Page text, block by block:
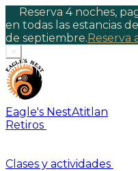
Reserva 4 noches,
en todas las estancias
de septiembre.Reserva
×
Eagle's NestAtitlan
Retiros
Clases y actividades